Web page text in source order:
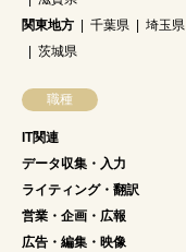
関東地方
千葉県 埼玉県
茨城県
職種
IT関連
データ収集・入力
ライティング・翻訳
営業・企画・広報
広告・編集・映像